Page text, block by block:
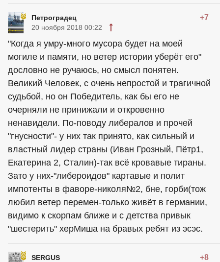
Петроградец +7
20 ноября 2018 00:22
"Когда я умру-много мусора будет на моей
могиле и памяти, но ветер истории уберёт его"
дословно не ручаюсь, но смысл понятен.
Великий Человек, с очень непростой и трагичной
судьбой, но он Победитель, как бы его не
очерняли не принижали и откровенно
ненавидели. По-поводу либералов и прочей
"гнусности"- у них так принято, как сильный и
властный лидер страны (Иван Грозный, Пётр1,
Екатерина 2, Сталин)-так всё кровавые тираны.
Зато у них-"либероидов" картавые и полит
импотенты в фаворе-николя№2, бне, горби(тож
любил ветер перемен-только живёт в германии,
видимо к скорпам ближе и с детства привык
"шестерить" херМиша на бравых ребят из эсэс.
SERGUS +8